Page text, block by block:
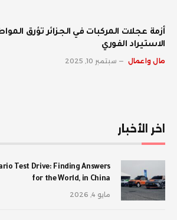
أزمة عجلات المركبات في الجزائر تؤرق
الاستيراد الفوري
مال واعمال سبتمبر 10, 2025
اخر الأخبار
Test Drive: Finding Answers
for the World, in China
مايو 4, 2026